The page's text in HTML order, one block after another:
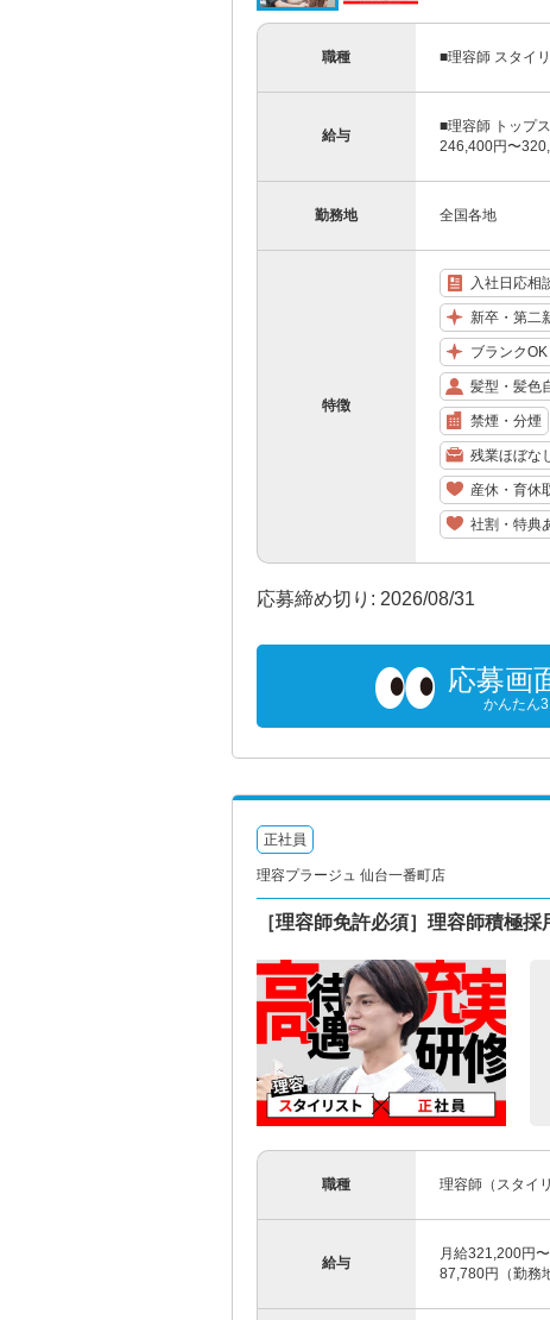
職種 ■理容師 スタイ
給与
■理容師 トップ
246,400円〜
勤務地 全国各地
特徴
入社日応相
新卒・第二
ブランクOK
髪型・髪色
禁煙・分煙
残業ほぼな
産休・育休
社割・特典
応募締め切り: 2026/08/31
応募画
かんたん3
正社員
理容プラージュ 仙台一番町店
［理容師免許必須］理容師積極
職種 理容師（スタイ
給与
月給321,200円
87,780円（勤務